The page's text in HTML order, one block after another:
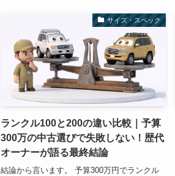
サイズ・スペック
ランクル100と200の違い比較｜予算
300万の中古選びで失敗しない！歴代
オーナーが語る最終結論
結論から言います。 予算300万円でランクル